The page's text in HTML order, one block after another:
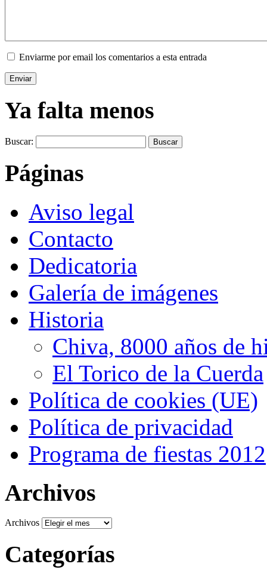
Enviarme por email los comentarios a esta entrada
Ya falta menos
Buscar:
Páginas
Aviso legal
Contacto
Dedicatoria
Galería de imágenes
Historia
Chiva, 8000 años de
El Torico de la Cuerda
Política de cookies (UE)
Política de privacidad
Programa de fiestas 2012
Archivos
Archivos
Categorías